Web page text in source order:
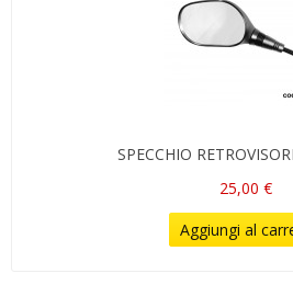
SPECCHIO
25,00 €
Aggiungi al